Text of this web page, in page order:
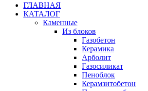
ГЛАВНАЯ
КАТАЛОГ
Каменные
Из блоков
Газобетон
Керамика
Арболит
Газосиликат
Пеноблок
Керамзитобетон